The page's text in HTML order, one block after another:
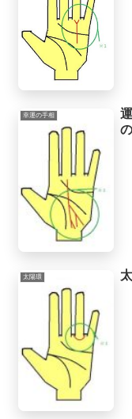
幸運の手相
太陽環